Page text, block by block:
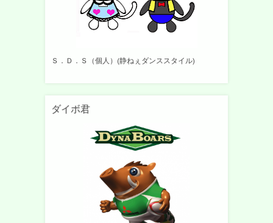
Ｓ．Ｄ．Ｓ（個人）(静ねぇダンススタイル)
ダイボ君